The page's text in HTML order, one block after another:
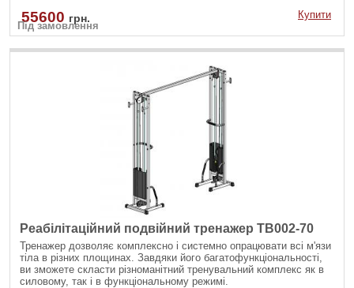
55600 грн.
Купити
Під замовлення
Реабілітаційний подвійний тренажер TB002-70
Тренажер дозволяє комплексно і системно опрацювати всі м'язи
тіла в різних площинах. Завдяки його багатофункціональності,
ви зможете скласти різноманітний тренувальний комплекс як в
силовому, так і в функціональному режимі.